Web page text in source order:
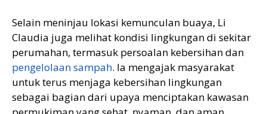
Selain meninjau lokasi kemunculan buaya, Li
Claudia juga melihat kondisi lingkungan di sekitar
perumahan, termasuk persoalan kebersihan dan
pengelolaan sampah. Ia mengajak masyarakat
untuk terus menjaga kebersihan lingkungan
sebagai bagian dari upaya menciptakan kawasan